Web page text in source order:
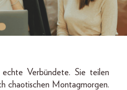
Verbündete. Sie teilen
chaotischen Montagmorgen.